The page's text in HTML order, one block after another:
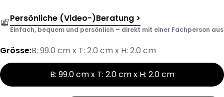
Persönliche (Video-)Beratung >
Einfach, bequem und persönlich – direkt mit einer Fachperson aus
Grösse:B: 99.0 cm x T: 2.0 cm x H: 2.0 cm
B: 99.0 cm x T: 2.0 cm x H: 2.0 cm